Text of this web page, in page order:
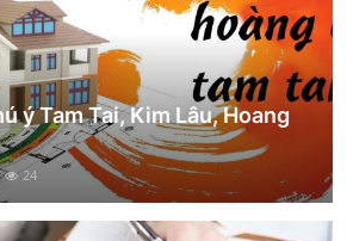
ý Tam Tai, Kim Lâu, Hoang
24